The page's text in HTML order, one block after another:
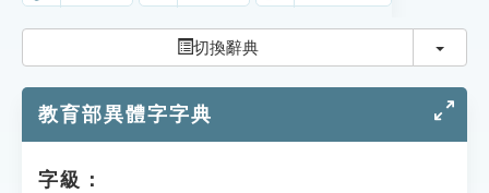
遊戲專區
教學應用
貓頭鷹博士
切換辭典 切換
教育部異體字字典
字級：